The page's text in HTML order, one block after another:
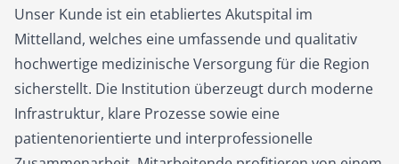
Unser Kunde ist ein etabliertes Akutspital im
Mittelland, welches eine umfassende und qualitativ
hochwertige medizinische Versorgung für die Region
sicherstellt. Die Institution überzeugt durch moderne
Infrastruktur, klare Prozesse sowie eine
patientenorientierte und interprofessionelle